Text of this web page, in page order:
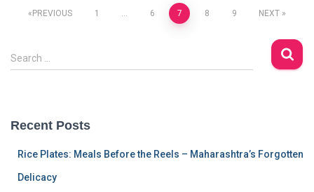
Posts
pagination
PREVIOUS 1 6 7 8 9 NEXT
S
e
h
Search …
Recent Posts
Rice Plates: Meals Before the Reels – Maharashtra’s Forgotten
Delicacy